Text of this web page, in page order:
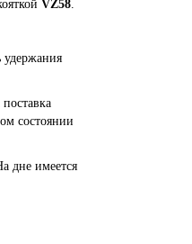
VZ58.
удержания
состоянии
дне имеется